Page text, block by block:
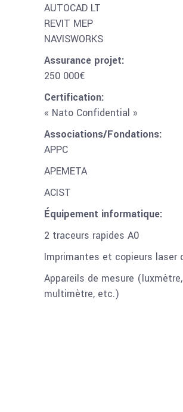
AUTOCAD LT
REVIT MEP
NAVISWORKS
Assurance projet:
250 000€
Certification:
« Nato Confidential »
Associations/Fondations:
APPC
APEMETA
ACIST
Équipement informatique:
2 traceurs rapides A0
Imprimantes et copieurs laser
Appareils de mesure (luxmètre,
multimètre, etc.)